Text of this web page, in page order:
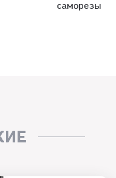
саморезы